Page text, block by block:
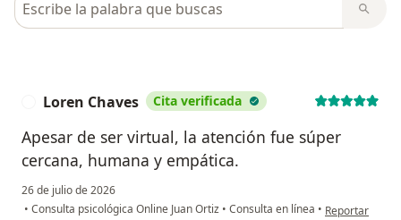
Loren Chaves Cita verificada
Apesar de ser virtual, la atención fue súper
cercana, humana y empática.
26 de julio de 2026
• Consulta psicológica Online Juan Ortiz • Consulta en línea • en opinión del
Reportar